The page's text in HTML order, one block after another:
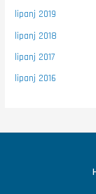
lipanj 2019
lipanj 2018
lipanj 2017
lipanj 2016